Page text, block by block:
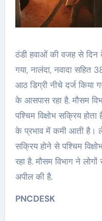
ठंडी हवाओं की वजह से दिन
गया, नालंदा, नवादा सहित
आठ डिग्री नीचे दर्ज किया
के आसपास रहा है. मौसम
पश्चिम विक्षोभ सक्रिय
के प्रभाव में कमी आती है।
सक्रिय होने से पश्चिम
रहा है. मौसम विभाग ने
अपील की है.
PNCDESK